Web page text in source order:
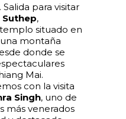
. Salida para visitar
Suthep,
situado en
montaña
donde se
Mai.
con la visita
Singh, uno de
más venerados